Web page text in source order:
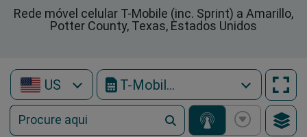
Rede móvel celular T-Mobile (inc. Sprint) a Amarillo,
Potter County, Texas, Estados Unidos
US T-Mobile (inc. Sprint)